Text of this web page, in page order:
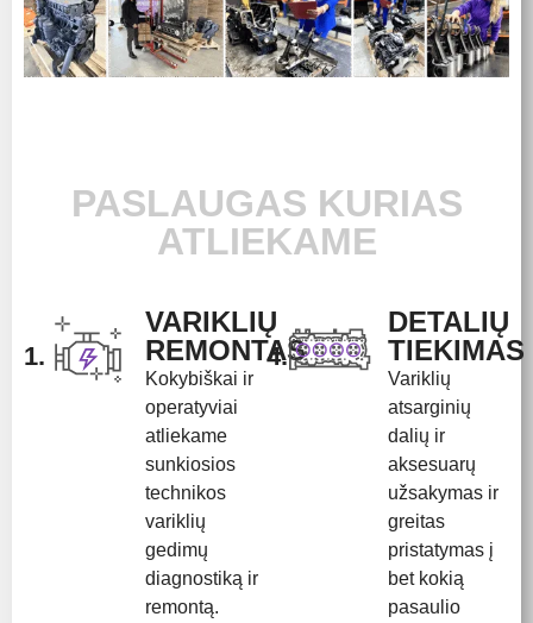
PASLAUGAS KURIAS
ATLIEKAME
1.
VARIKLIŲ
REMONTAS
Kokybiškai ir
operatyviai
atliekame
sunkiosios
technikos
variklių
gedimų
diagnostiką ir
remontą.
4.
DETALIŲ
TIEKIMAS
Variklių
atsarginių
dalių ir
aksesuarų
užsakymas ir
greitas
pristatymas į
bet kokią
pasaulio